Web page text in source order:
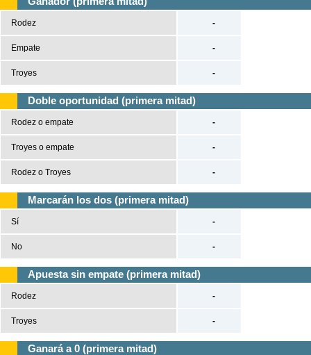
Rodez
Empate
Troyes
-
-
-
Doble oportunidad (primera mitad)
Rodez o empate
Troyes o empate
Rodez o Troyes
-
-
-
Marcarán los dos (primera mitad)
Sí
No
-
-
Apuesta sin empate (primera mitad)
Rodez
Troyes
-
-
Ganará a 0 (primera mitad)